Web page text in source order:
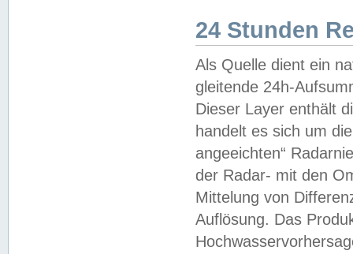
24 Stunden
Als Quelle dient ein
gleitende 24h-
Dieser Layer enthält
handelt es sich um
angeeichten“
der Radar- mit den
Mittelung von
Auflösung. Das